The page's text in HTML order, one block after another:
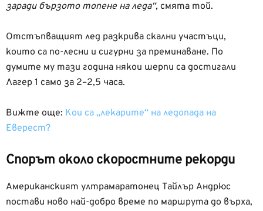
заради бързото топене на леда“, смята той.
Отстъпващият лед разкрива скални участъци,
които са по-лесни и сигурни за преминаване. По
думите му тази година някои шерпи са достигали
Лагер 1 само за 2–2,5 часа.
Вижте още: Кои са „лекарите“ на ледопада на
Еверест?
Спорът около скоростните рекорди
Американският ултрамаратонец Тайлър Андрюс
постави ново най-добро време по маршрута до върха,